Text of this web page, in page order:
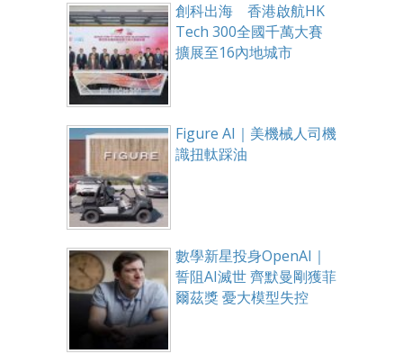
創科出海 香港啟航HK
Tech 300全國千萬大賽
擴展至16內地城市
Figure AI｜美機械人司機
識扭軚踩油
數學新星投身OpenAI｜
誓阻AI滅世 齊默曼剛獲菲
爾茲獎 憂大模型失控